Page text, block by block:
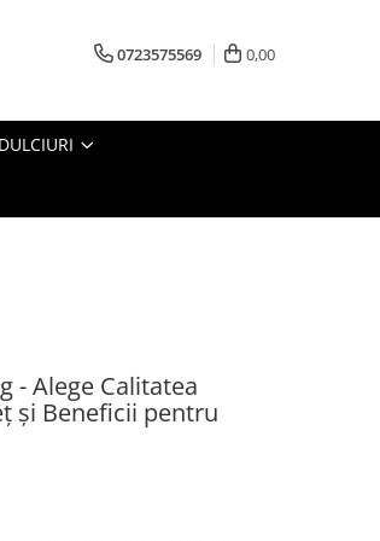
0723575569 0,00
DULCIURI
- Alege Calitatea
și Beneficii pentru